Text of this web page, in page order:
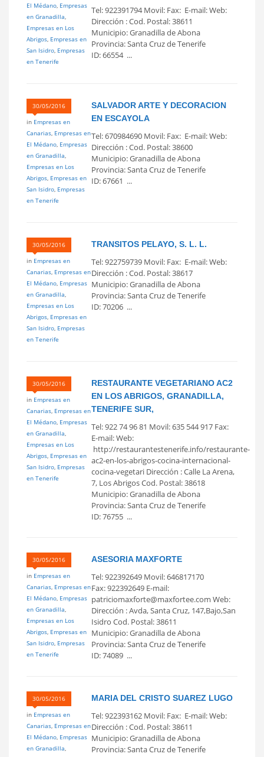
El Médano, Empresas
en Granadilla,
Empresas en Los
Abrigos, Empresas en
San Isidro, Empresas
en Tenerife
Tel: 922391794 Movil: Fax: E-mail: Web:
Dirección : Cod. Postal: 38611
Municipio: Granadilla de Abona
Provincia: Santa Cruz de Tenerife
ID: 66554 ...
30/05/2016
in Empresas en
Canarias, Empresas en
El Médano, Empresas
en Granadilla,
Empresas en Los
Abrigos, Empresas en
San Isidro, Empresas
en Tenerife
SALVADOR ARTE Y DECORACION
EN ESCAYOLA
Tel: 670984690 Movil: Fax: E-mail: Web:
Dirección : Cod. Postal: 38600
Municipio: Granadilla de Abona
Provincia: Santa Cruz de Tenerife
ID: 67661 ...
30/05/2016
in Empresas en
Canarias, Empresas en
El Médano, Empresas
en Granadilla,
Empresas en Los
Abrigos, Empresas en
San Isidro, Empresas
en Tenerife
TRANSITOS PELAYO, S. L. L.
Tel: 922759739 Movil: Fax: E-mail: Web:
Dirección : Cod. Postal: 38617
Municipio: Granadilla de Abona
Provincia: Santa Cruz de Tenerife
ID: 70206 ...
30/05/2016
in Empresas en
Canarias, Empresas en
El Médano, Empresas
en Granadilla,
Empresas en Los
Abrigos, Empresas en
San Isidro, Empresas
en Tenerife
RESTAURANTE VEGETARIANO AC2
EN LOS ABRIGOS, GRANADILLA,
TENERIFE SUR,
Tel: 922 74 96 81 Movil: 635 544 917 Fax:
E-mail: Web:
http://restaurantestenerife.info/restaurante-
ac2-en-los-abrigos-cocina-internacional-
cocina-vegetari Dirección : Calle La Arena,
7, Los Abrigos Cod. Postal: 38618
Municipio: Granadilla de Abona
Provincia: Santa Cruz de Tenerife
ID: 76755 ...
30/05/2016
in Empresas en
Canarias, Empresas en
El Médano, Empresas
en Granadilla,
Empresas en Los
Abrigos, Empresas en
San Isidro, Empresas
en Tenerife
ASESORIA MAXFORTE
Tel: 922392649 Movil: 646817170
Fax: 922392649 E-mail:
patriciomaxforte@maxfortee.com Web:
Dirección : Avda, Santa Cruz, 147,Bajo,San
Isidro Cod. Postal: 38611
Municipio: Granadilla de Abona
Provincia: Santa Cruz de Tenerife
ID: 74089 ...
30/05/2016
in Empresas en
Canarias, Empresas en
El Médano, Empresas
en Granadilla,
MARIA DEL CRISTO SUAREZ LUGO
Tel: 922393162 Movil: Fax: E-mail: Web:
Dirección : Cod. Postal: 38611
Municipio: Granadilla de Abona
Provincia: Santa Cruz de Tenerife